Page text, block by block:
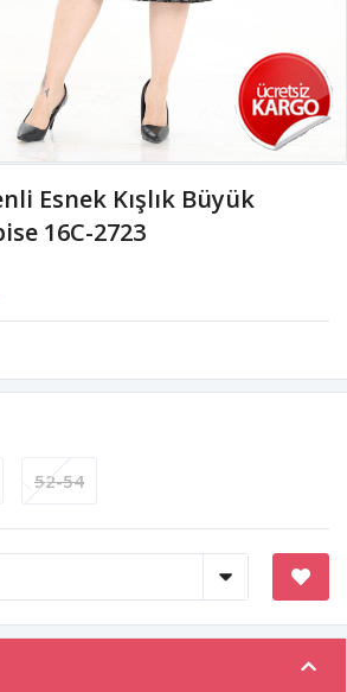
Esnek Kışlık Büyük
16C-2723
52-54